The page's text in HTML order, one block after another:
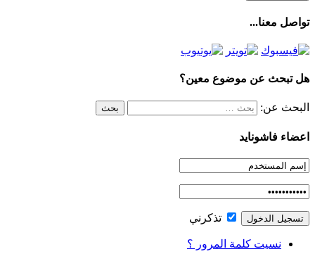
تواصل معنا...
هل تبحث عن موضوع معين؟
البحث عن:
اعضاء فاشونايد
تذكرني
نسيت كلمة المرور ؟